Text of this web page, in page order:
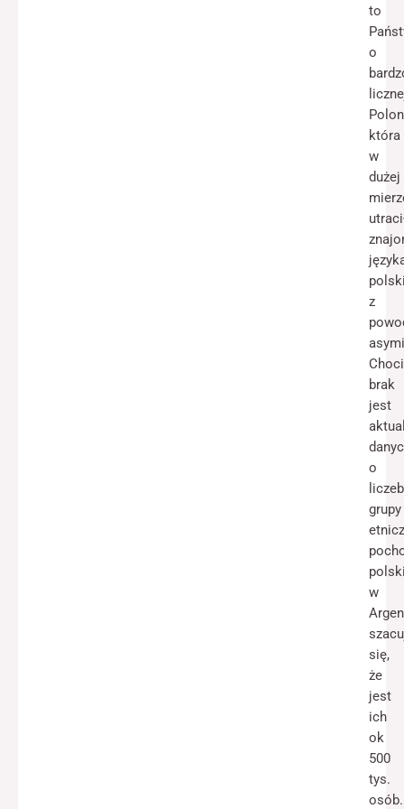
to
o
która
w
dużej
z
brak
jest
o
grupy
w
się,
że
jest
ich
ok
500
tys.
osób.